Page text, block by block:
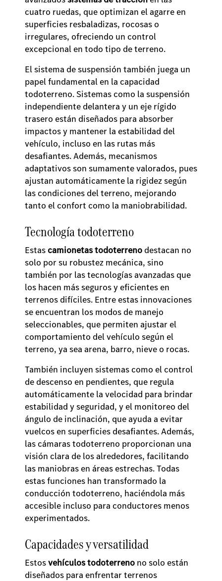
cuatro ruedas, que optimizan el agarre en
superficies resbaladizas, rocosas o
irregulares, ofreciendo un control
excepcional en todo tipo de terreno.
El sistema de suspensión también juega un
papel fundamental en la capacidad
todoterreno. Sistemas como la suspensión
independiente delantera y un eje rígido
trasero están diseñados para absorber
impactos y mantener la estabilidad del
vehículo, incluso en las rutas más
desafiantes. Además, mecanismos
adaptativos son sumamente valorados, pues
ajustan automáticamente la rigidez según
las condiciones del terreno, mejorando
tanto el confort como la maniobrabilidad.
Tecnología todoterreno
Estas camionetas todoterreno destacan no
solo por su robustez mecánica, sino
también por las tecnologías avanzadas que
los hacen más seguros y eficientes en
terrenos difíciles. Entre estas innovaciones
se encuentran los modos de manejo
seleccionables, que permiten ajustar el
comportamiento del vehículo según el
terreno, ya sea arena, barro, nieve o rocas.
También incluyen sistemas como el control
de descenso en pendientes, que regula
automáticamente la velocidad para brindar
estabilidad y seguridad, y el monitoreo del
ángulo de inclinación, que ayuda a evitar
vuelcos en superficies desafiantes. Además,
las cámaras todoterreno proporcionan una
visión clara de los alrededores, facilitando
las maniobras en áreas estrechas. Todas
estas funciones han transformado la
conducción todoterreno, haciéndola más
accesible incluso para conductores menos
experimentados.
Capacidades y versatilidad
Estosvehículos todoterreno no solo están
diseñados para enfrentar terrenos